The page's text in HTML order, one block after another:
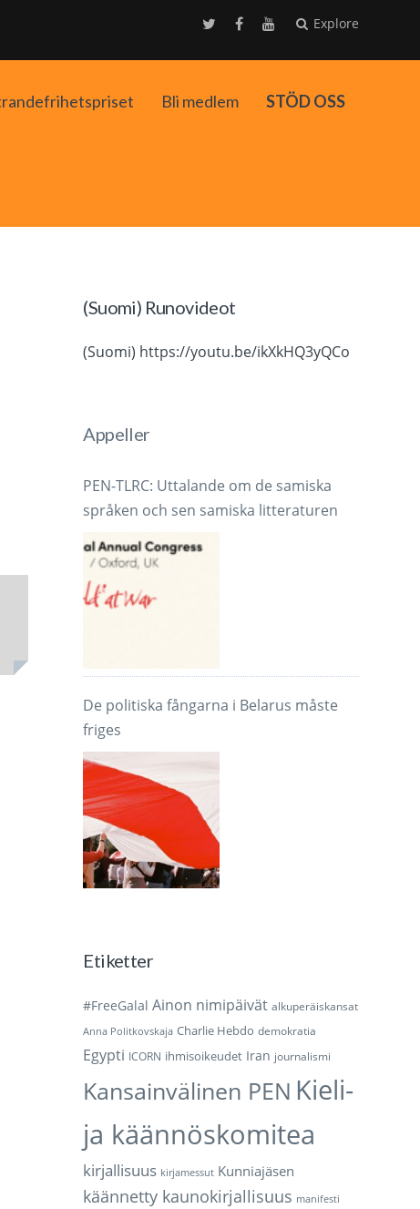
Explore
Bli medlem STÖD OSS
(Suomi) Runovideot
(Suomi) https://youtu.be/ikXkHQ3yQCo
Appeller
PEN-TLRC: Uttalande om de samiska
språken och sen samiska litteraturen
De politiska fångarna i Belarus måste
friges
Etiketter
#FreeGalal Ainon nimipäivät alkuperäiskansat
Anna Politkovskaja Charlie Hebdo demokratia
Egypti ICORN ihmisoikeudet Iran journalismi
Kansainvälinen PEN Kieli-
ja käännöskomitea
kirjallisuus kirjamessut Kunniajäsen
käännetty kaunokirjallisuus manifesti